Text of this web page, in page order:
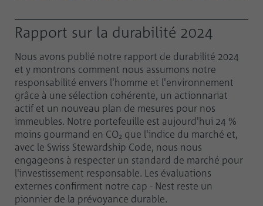
Rapport sur la durabilité 2024
Nous avons publié notre rapport de durabilité 2024
et y montrons comment nous assumons notre
responsabilité envers l'homme et l'environnement
grâce à une sélection cohérente, un actionnariat
actif et un nouveau plan de mesures pour nos
immeubles. Notre portefeuille est aujourd'hui 24 %
moins gourmand en CO₂ que l'indice du marché et,
avec le Swiss Stewardship Code, nous nous
engageons à respecter un standard de marché pour
l'investissement responsable. Les évaluations
externes confirment notre cap - Nest reste un
pionnier de la prévoyance durable.